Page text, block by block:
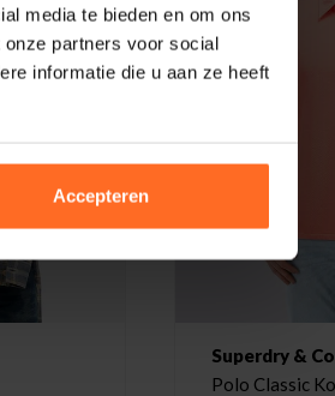
media te bieden en om ons
partners voor social
informatie die u aan ze heeft
Accepteren
Superdry & Co
Polo